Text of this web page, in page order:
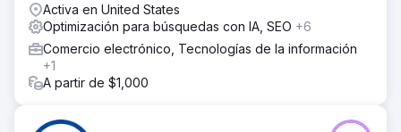
Activa en United States
Optimización para búsquedas con IA, SEO +6
Comercio electrónico, Tecnologías de la información
+1
A partir de $1,000